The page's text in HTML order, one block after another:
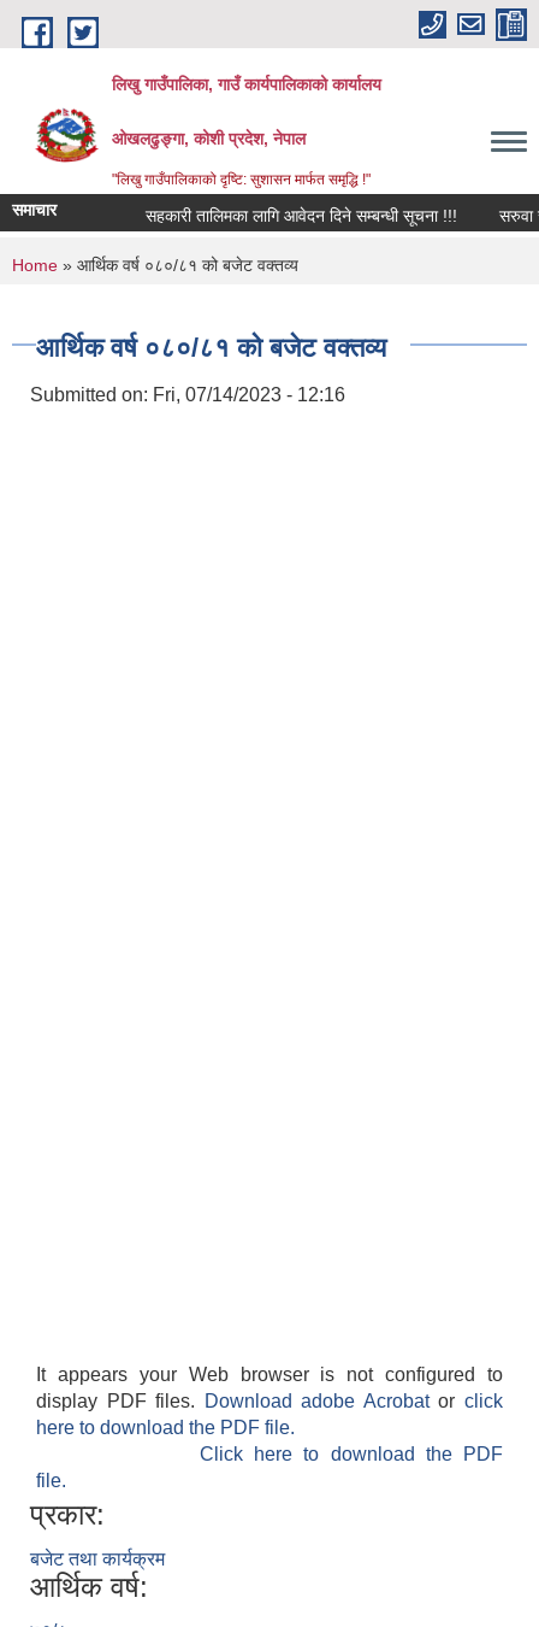
Skip to main content
लिखु गाउँपालिका, गाउँ कार्यपालिकाको कार्यालय
ओखलढुङ्गा, कोशी प्रदेश, नेपाल
"लिखु गाउँपालिकाको दृष्टि: सुशासन मार्फत समृद्धि !"
समाचार सहकारी तालिमका लागि आवेदन दिने सम्बन्धी सूचना !!! सरुवा
You are here
Home » आर्थिक वर्ष ०८०/८१ को बजेट वक्तव्य
आर्थिक वर्ष ०८०/८१ को बजेट वक्तव्य
Submitted on: Fri, 07/14/2023 - 12:16
It appears your Web browser is not configured to
display PDF files.
Download adobe Acrobatorclick
here to download the PDF file.
Click here to download the PDF
file.
प्रकार:
बजेट तथा कार्यक्रम
आर्थिक वर्ष: